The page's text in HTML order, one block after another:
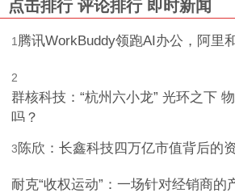
点击排行 评论排行 即时新闻
1腾讯WorkBuddy领跑AI办公，阿里
2
群核科技：“杭州六小龙” 光环之下
吗？
3陈欣：长鑫科技四万亿市值背后的
耐克“收权运动”：一场针对经销商的